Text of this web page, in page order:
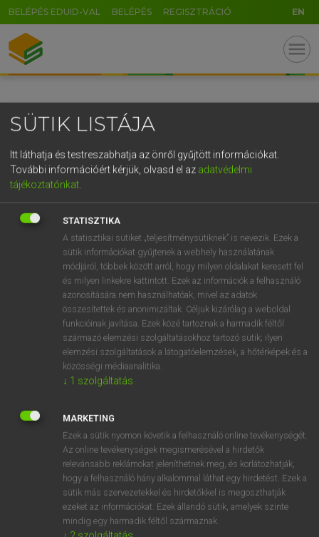
BELÉPÉS EDUID-VAL BELÉPÉS REGISZTRÁCIÓ EN
menu
OOOOPS!
SZOTAR.NET APPLIKÁCIÓ
MICROSOFT OFFICE BŐVÍTMÉNY
BEÉPÜLŐ SZÓTÁRMODUL
ONLINE NYELVVIZSGA
SÜTIK LISTÁJA
Itt láthatja és testreszabhatja az önről gyűjtött információkat.
További információért kérjük, olvasd el az adatvédelmi
tájékoztatónkat
STATISZTIKA
A statisztikai sütiket „teljesítménysütiknek” is nevezik. Ezek a
sütik információkat gyűjtenek a webhely használatának
módjáról, többek között arról, hogy milyen oldalakat keresett fel
és milyen linkekre kattintott. Ezek az információk a felhasználó
azonosítására nem használhatóak, mivel az adatok
összesítettek és anonimizáltak. Céljuk kizárólag a weboldal
funkcióinak javítása. Ezek közé tartoznak a harmadik féltől
származó elemzési szolgáltatásokhoz tartozó sütik; ilyen
elemzési szolgáltatások a látogatóelemzések, a hőtérképek és a
közösségi médiaanalitika.
↓ 1 szolgáltatás
MARKETING
Ezek a sütik nyomon követik a felhasználó online tevékenységét.
Az online tevékenységek megismerésével a hirdetők
relevánsabb reklámokat jeleníthetnek meg, és korlátozhatják,
hogy a felhasználó hány alkalommal láthat egy hirdetést. Ezek a
sütik más szervezetekkel és hirdetőkkel is megoszthatják
ezeket az információkat. Ezek állandó sütik, amelyek szinte
mindig egy harmadik féltől származnak.
GR
5
g h k l
v b n m , . - AltGr